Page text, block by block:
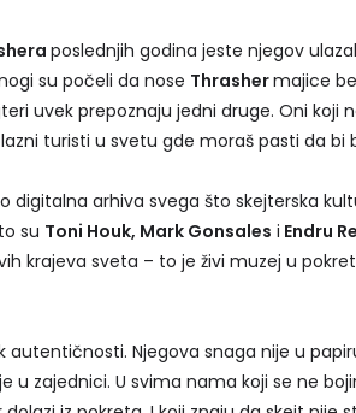
poslednjih godina jeste njegov
su počeli da nose Thrashermajice
uvek prepoznaju jedni druge. Oni koji
turisti u svetu gde moraš pasti da bi
digitalna arhiva svega što skejterska
su Toni Houk, Mark Gonsales i Endru
krajeva sveta – to je živi muzej u
autentičnosti. Njegova snaga nije u
u zajednici. U svima nama koji se ne